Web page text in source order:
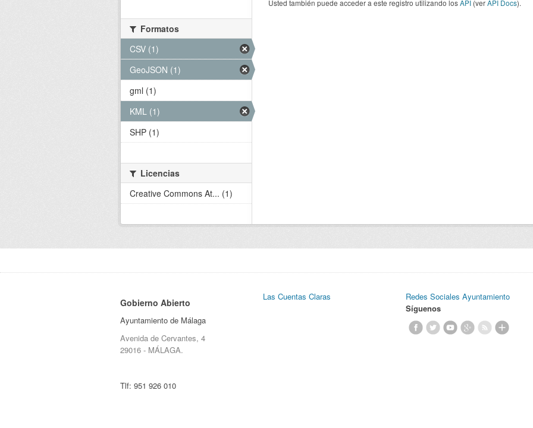
Usted también puede acceder a este registro utilizando losAPI (verAPI Docs).
Formatos
CSV (1)
GeoJSON (1)
gml (1)
KML (1)
SHP (1)
Licencias
Creative Commons At... (1)
Gobierno Abierto
Ayuntamiento de Málaga
Avenida de Cervantes, 4
29016 - MÁLAGA.
Tlf: 951 926 010
Las Cuentas Claras
Redes Sociales Ayuntamiento
Síguenos